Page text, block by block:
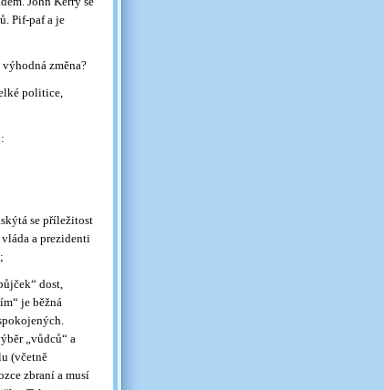
Pif-paf a je
změna?
politice,
se příležitost
a prezidenti
dost,
je běžná
„vůdců“ a
(včetně
zbraní a musí